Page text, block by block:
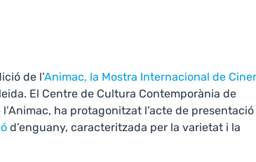
de l’Animac, la Mostra Internacional de
El Centre de Cultura Contemporània de
ha protagonitzat l’acte de presentació
d’enguany, caracteritzada per la varietat i la